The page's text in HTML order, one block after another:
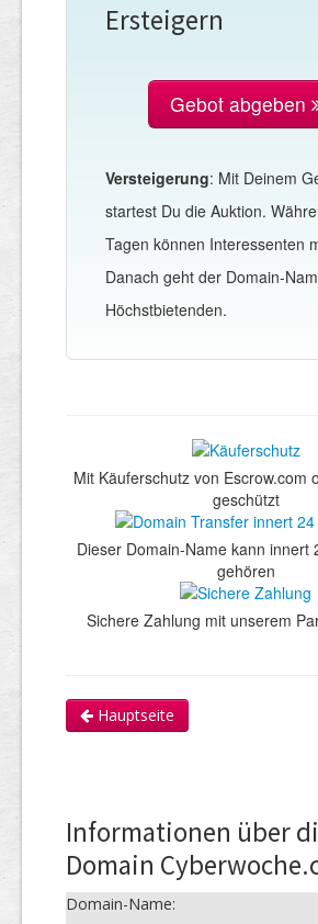
Ersteigern
Gebot abgeben
Versteigerung: Mit Deinem
startest Du die Auktion.
Tagen können Interessenten
Danach geht der Domain-
Höchstbietenden.
Mit Käuferschutz von Escrow.com
geschützt
Dieser Domain-Name kann innert
gehören
Sichere Zahlung mit unserem
Hauptseite
Informationen über
Domain
Domain-Name: